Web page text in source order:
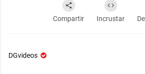
Compartir Incrustar
DGvideos